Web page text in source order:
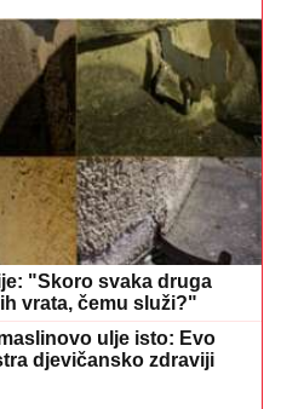
"Skoro svaka druga
vrata, čemu služi?"
ulje isto: Evo
djevičansko zdraviji